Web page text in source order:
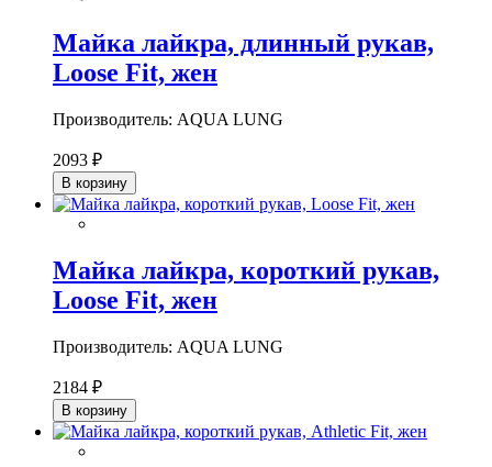
Майка лайкра, длинный рукав,
Loose Fit, жен
Производитель: AQUA LUNG
2093 ₽
В корзину
Майка лайкра, короткий рукав,
Loose Fit, жен
Производитель: AQUA LUNG
2184 ₽
В корзину